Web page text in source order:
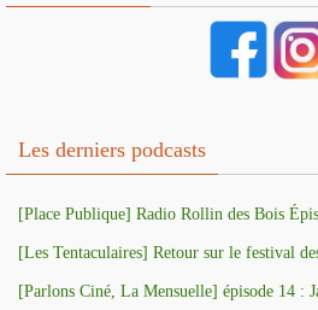
Les derniers podcasts
[Place Publique] Radio Rollin des Bois
[Les Tentaculaires] Retour sur le festival
[Parlons Ciné, La Mensuelle] épisode 14 :